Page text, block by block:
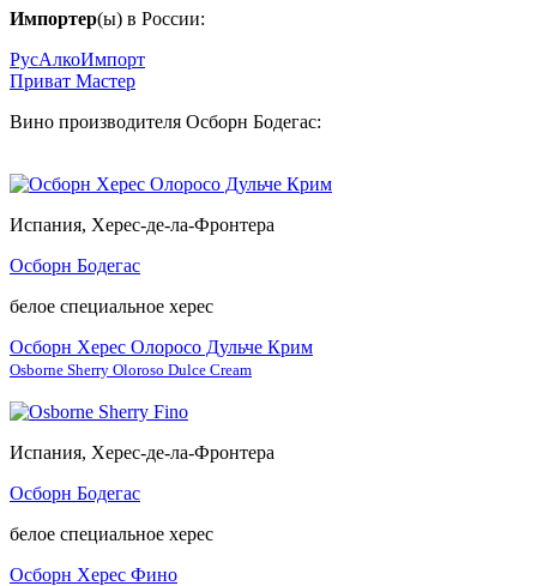
Импортер(ы) в России:
РусАлкоИмпорт
Приват Мастер
Вино производителя Осборн Бодегас:
Испания, Херес-де-ла-Фронтера
Осборн Бодегас
белое специальное херес
Осборн Херес Олоросо Дульче Крим
Osborne Sherry Oloroso Dulce Cream
Испания, Херес-де-ла-Фронтера
Осборн Бодегас
белое специальное херес
Осборн Херес Фино